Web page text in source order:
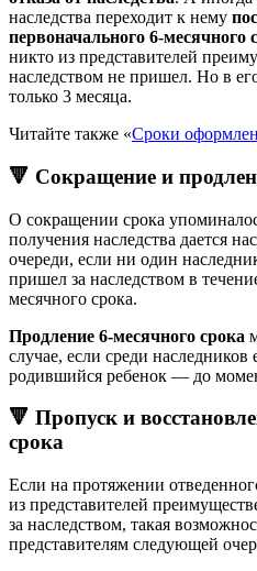
наследства переходит к нему
первоначального 6-месячного
никто из представителей
наследством не пришел. Но в
только 3 месяца.
Читайте также «Сроки
🔻 Сокращение и
О сокращении срока
получения наследства дается
очереди, если ни один
пришел за наследством в
месячного срока.
Продление 6-месячного срока
случае, если среди наследников
родившийся ребенок — до
🔻 Пропуск и
срока
Если на протяжении
из представителей
за наследством, такая
представителям следующей